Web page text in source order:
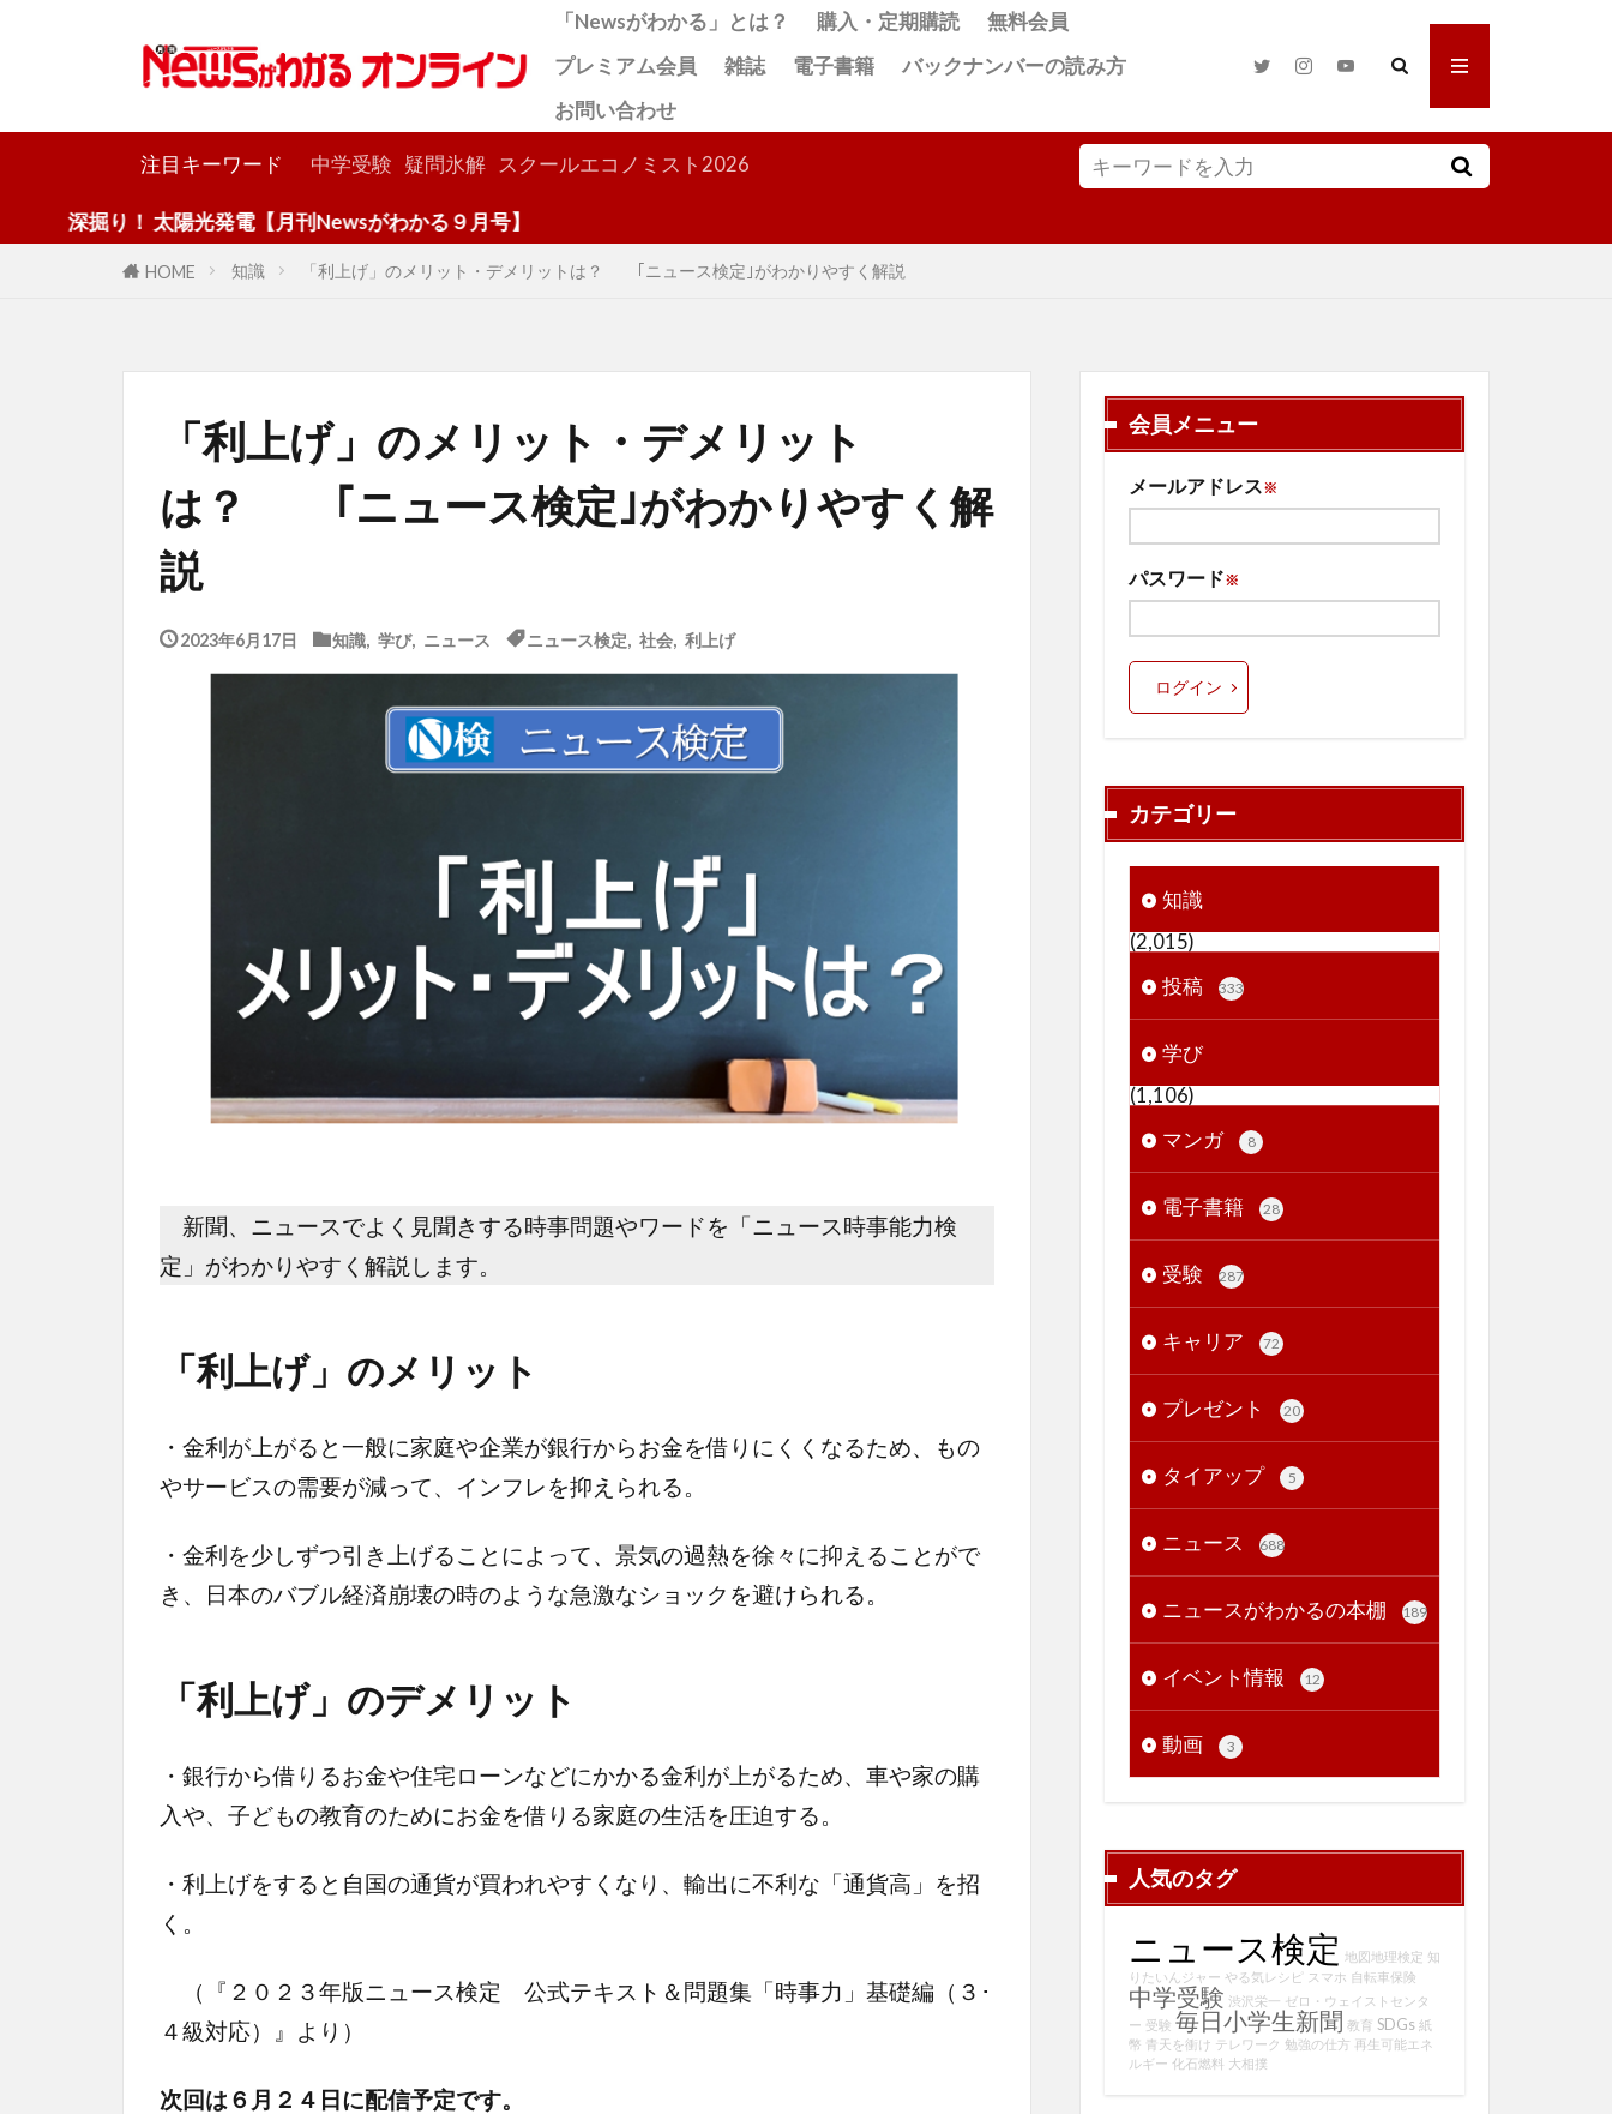
「Newsがわかる」とは？ 購入・定期購読
無料会員
プレミアム会員
雑誌 電子書籍
バックナンバーの読み方
お問い合わせ
注目キーワード 中学受験 疑問氷解 スクールエコノミスト2026
太陽光発電【月刊Newsがわかる９月号】
HOME 知識 「利上げ」のメリット・デメリットは？ ｢ニュース検定｣がわかりやすく解説
「利上げ」のメリット・デメリット
は？ ｢ニュース検定｣がわかりやすく解
説
2023年6月17日 知識 学び, ニュース ニュース検定 社会, 利上げ
新聞、ニュースでよく見聞きする時事問題やワードを「ニュース時事能力検
定」がわかりやすく解説します。
「利上げ」のメリット
・金利が上がると一般に家庭や企業が銀行からお金を借りにくくなるため、もの
やサービスの需要が減って、インフレを抑えられる。
・金利を少しずつ引き上げることによって、景気の過熱を徐々に抑えることがで
き、日本のバブル経済崩壊の時のような急激なショックを避けられる。
「利上げ」のデメリット
・銀行から借りるお金や住宅ローンなどにかかる金利が上がるため、車や家の購
入や、子どもの教育のためにお金を借りる家庭の生活を圧迫する。
・利上げをすると自国の通貨が買われやすくなり、輸出に不利な「通貨高」を招
く。
（『２０２３年版ニュース検定 公式テキスト＆問題集「時事力」基礎編（３･
４級対応）』より）
次回は６月２４日に配信予定です。
会員メニュー
メールアドレス※
パスワード※
ログイン
カテゴリー
知識
(2,015)
投稿
333
学び
(1,106)
マンガ
8
電子書籍 28
受験 287
キャリア 72
プレゼント 20
タイアップ 5
ニュース 688
ニュースがわかるの本棚 189
イベント情報 12
動画 3
人気のタグ
ニュース検定 地図地理検定 知
りたいんジャー やる気レシピ スマホ 自転車保険
中学受験 渋沢栄一 ゼロ・ウェイストセンタ
ー 受験 毎日小学生新聞 教育 SDGs 紙
幣 青天を衝け テレワーク 勉強の仕方 再生可能エネ
ルギー 化石燃料 大相撲
検索